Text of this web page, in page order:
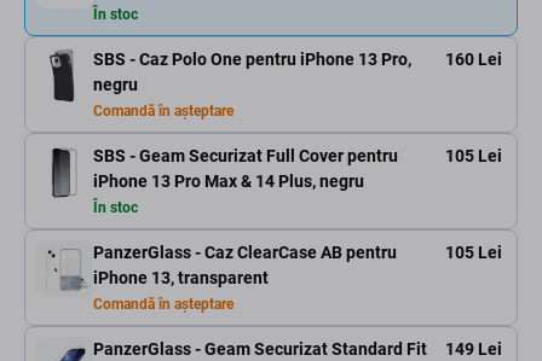
SBS - Caz Polo One pentru iPhone 13 Pro,
negru
160 Lei
Comandă în așteptare
SBS - Geam Securizat Full Cover pentru
iPhone 13 Pro Max & 14 Plus, negru
105 Lei
În stoc
PanzerGlass - Caz ClearCase AB pentru
iPhone 13, transparent
105 Lei
Comandă în așteptare
PanzerGlass - Geam Securizat Standard Fit
149 Lei
În stoc